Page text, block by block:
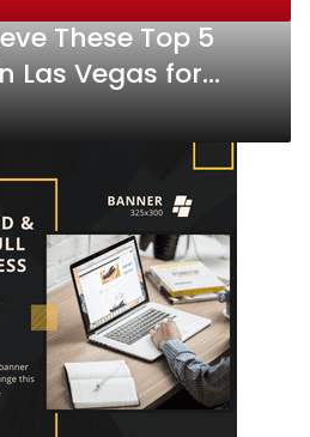
These Top 5
Las Vegas for